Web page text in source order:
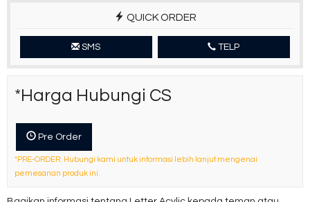
QUICK ORDER
SMS TELP
*Harga Hubungi CS
Pre Order
*PRE-ORDER: Hubungi kami untuk informasi lebih lanjut mengenai
pemesanan produk ini.